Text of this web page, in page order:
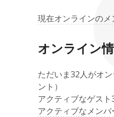
現在オンラインのメ
オンライン
ただいま32人がオ
ント）
アクティブなゲスト
アクティブなメンバ